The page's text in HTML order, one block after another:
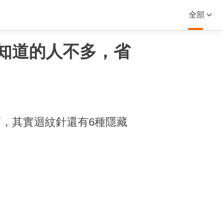
全部
道的人不多，省
其實迴紋針還有6種隱藏